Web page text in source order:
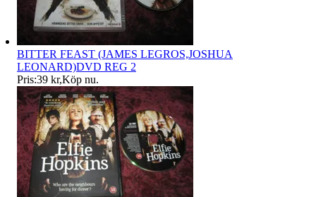
BITTER FEAST (JAMES LEGROS,JOSHUA
LEONARD)DVD REG 2
Pris:39 kr,Köp nu.